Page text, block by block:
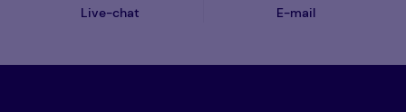
Live-chat E-mail